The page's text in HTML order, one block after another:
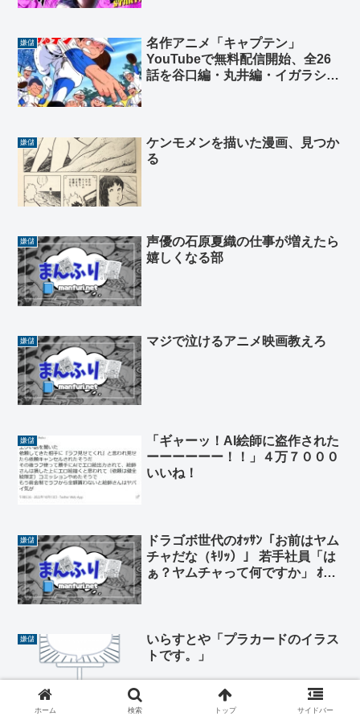
嫌儲
名作アニメ「キャプテン」
YouTubeで無料配信開始、全26
話を谷口編・丸井編・イガラシ編
嫌儲
ケンモメンを描いた漫画、見つか
る
嫌儲
声優の石原夏織の仕事が増えたら
嬉しくなる部
嫌儲 マジで泣けるアニメ映画教えろ
嫌儲
「ギャーッ！AI絵師に盗作された
ーーーーーー！！」４万７０００
いいね！
嫌儲
ドラゴボ世代のｵｯｻﾝ「お前はヤム
チャだな（ｷﾘｯ）」 若手社員「は
ぁ？ヤムチャって何ですか」 ｵｯｻ
嫌儲
いらすとや「プラカードのイラス
トです。」
ホーム 検索 トップ サイドバー